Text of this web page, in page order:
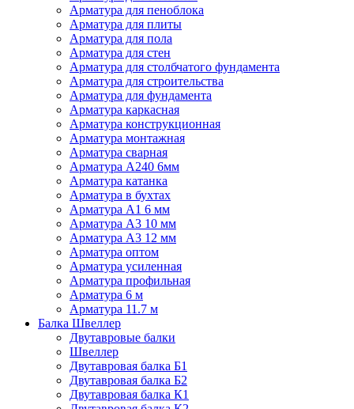
Арматура для пеноблока
Арматура для плиты
Арматура для пола
Арматура для стен
Арматура для столбчатого фундамента
Арматура для строительства
Арматура для фундамента
Арматура каркасная
Арматура конструкционная
Арматура монтажная
Арматура сварная
Арматура А240 6мм
Арматура катанка
Арматура в бухтах
Арматура А1 6 мм
Арматура А3 10 мм
Арматура А3 12 мм
Арматура оптом
Арматура усиленная
Арматура профильная
Арматура 6 м
Арматура 11.7 м
Балка Швеллер
Двутавровые балки
Швеллер
Двутавровая балка Б1
Двутавровая балка Б2
Двутавровая балка К1